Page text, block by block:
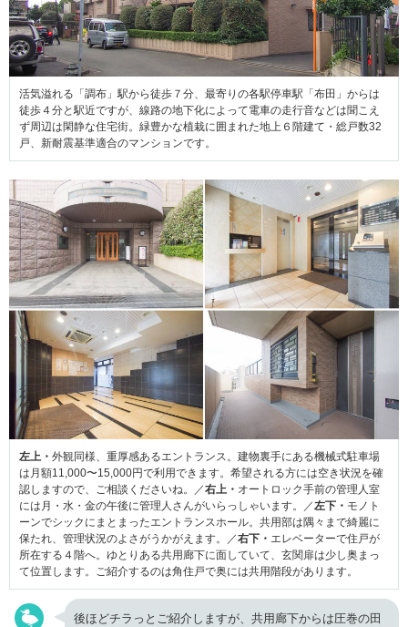
活気溢れる「調布」駅から徒歩７分、最寄りの各駅停車駅「布田」からは
徒歩４分と駅近ですが、線路の地下化によって電車の走行音などは聞こえ
ず周辺は閑静な住宅街。緑豊かな植栽に囲まれた地上６階建て・総戸数32
戸、新耐震基準適合のマンションです。
左上・ 外観同様、重厚感あるエントランス。建物裏手にある機械式駐車場
は月額11,000〜15,000円で利用できます。希望される方には空き状況を確
認しますので、ご相談くださいね。／右上・ オートロック手前の管理人室
には月・水・金の午後に管理人さんがいらっしゃいます。／左下・ モノト
ーンでシックにまとまったエントランスホール。共用部は隅々まで綺麗に
保たれ、管理状況のよさがうかがえます。／右下・ エレベーターで住戸が
所在する４階へ。ゆとりある共用廊下に面していて、玄関扉は少し奥まっ
て位置します。ご紹介するのは角住戸で奥には共用階段があります。
後ほどチラっとご紹介しますが、共用廊下からは圧巻の田